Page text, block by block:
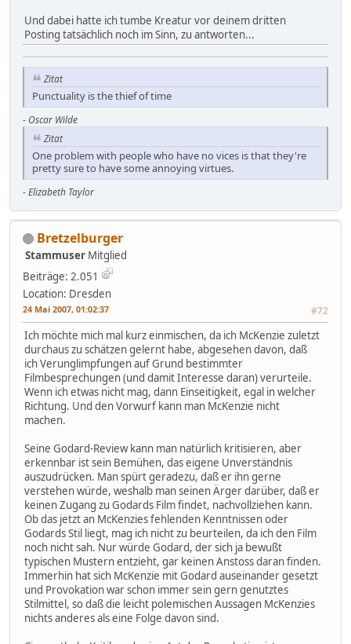
Und dabei hatte ich tumbe Kreatur vor deinem dritten
Posting tatsächlich noch im Sinn, zu antworten...
Zitat
Punctuality is the thief of time
- Oscar Wilde
Zitat
One problem with people who have no vices is that they're
pretty sure to have some annoying virtues.
-Elizabeth Taylor
Bretzelburger
Stammuser Mitglied
Beiträge: 2.051
Location: Dresden
24 Mai 2007, 01:02:37 #72
Ich möchte mich mal kurz einmischen, da ich McKenzie zuletzt
durchaus zu schätzen gelernt habe, abgesehen davon, daß
ich Verunglimpfungen auf Grund bestimmter
Filmbesprechungen (und damit Interesse daran) verurteile.
Wenn ich etwas nicht mag, dann Einseitigkeit, egal in welcher
Richtung. Und den Vorwurf kann man McKenzie nicht
machen.
Seine Godard-Review kann man natürlich kritisieren, aber
erkennbar ist sein Bemühen, das eigene Unverständnis
auszudrücken. Man spürt geradezu, daß er ihn gerne
verstehen würde, weshalb man seinen Ärger darüber, daß er
keinen Zugang zu Godards Film findet, nachvollziehen kann.
Ob das jetzt an McKenzies fehlenden Kenntnissen oder
Godards Stil liegt, mag ich nicht zu beurteilen, da ich den Film
noch nicht sah. Nur würde Godard, der sich ja bewußt
typischen Mustern entzieht, gar keinen Anstoss daran finden.
Immerhin hat sich McKenzie mit Godard auseinander gesetzt
und Provokation war schon immer sein gern genutztes
Stilmittel, so daß die leicht polemischen Aussagen McKenzies
nichts anderes als eine Folge davon sind.